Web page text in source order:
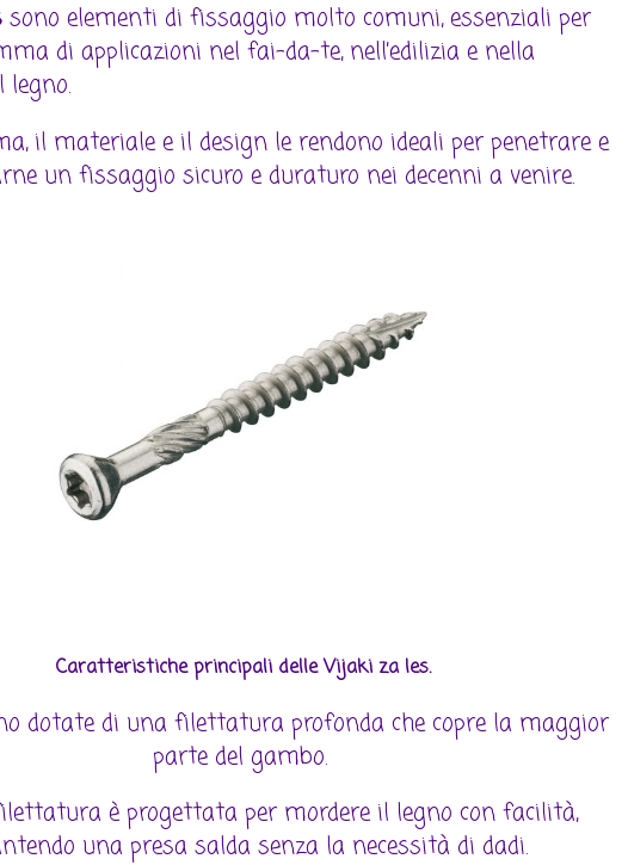
sono elementi di fissaggio molto comuni, essenziali per
di applicazioni nel fai-da-te, nell’edilizia e nella
legno.
il materiale e il design le rendono ideali per penetrare e
un fissaggio sicuro e duraturo nei decenni a venire.
Caratteristiche principali delle Vijaki za les.
dotate di una filettatura profonda che copre la maggior
parte del gambo.
è progettata per mordere il legno con facilità,
una presa salda senza la necessità di dadi.